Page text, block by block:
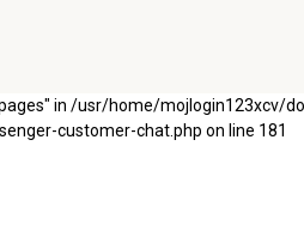
in /usr/home/
customer-chat.php on line 181